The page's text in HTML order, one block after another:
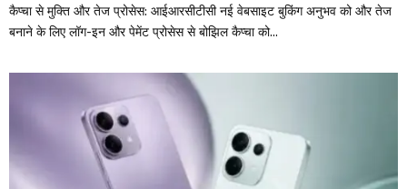
कैप्चा से मुक्ति और तेज प्रोसेस: आईआरसीटीसी नई वेबसाइट बुकिंग अनुभव को और तेज
बनाने के लिए लॉग-इन और पेमेंट प्रोसेस से बोझिल कैप्चा को...